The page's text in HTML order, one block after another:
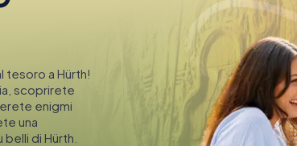
tesoro a Hürth!
scoprirete
enigmi
una
di Hürth.